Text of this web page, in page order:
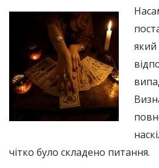
чітко було складено питання.